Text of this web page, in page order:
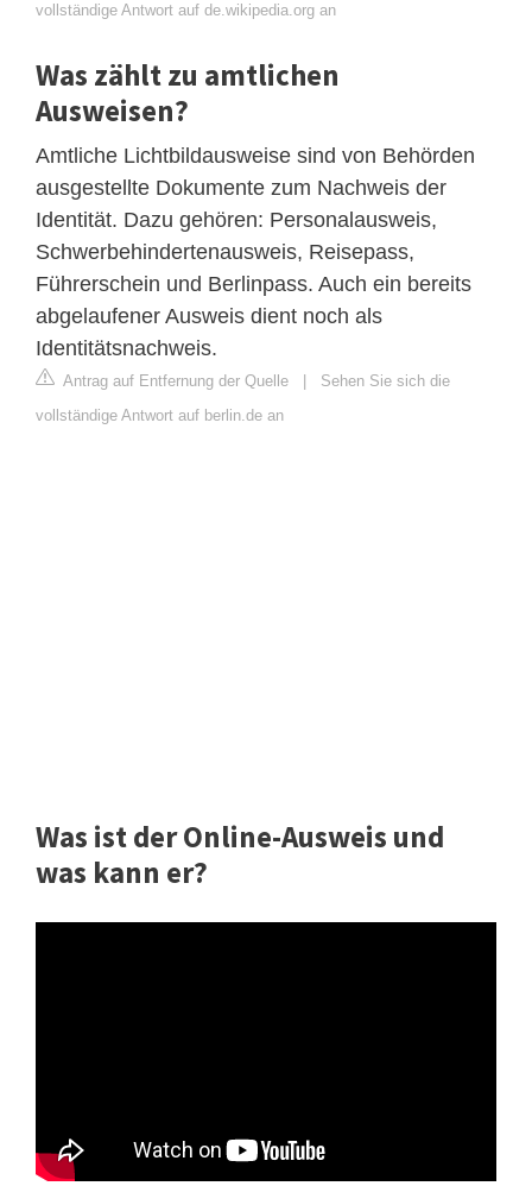
vollständige Antwort auf de.wikipedia.org an
Was zählt zu amtlichen
Ausweisen?
Amtliche Lichtbildausweise sind von Behörden
ausgestellte Dokumente zum Nachweis der
Identität. Dazu gehören: Personalausweis,
Schwerbehindertenausweis, Reisepass,
Führerschein und Berlinpass. Auch ein bereits
abgelaufener Ausweis dient noch als
Identitätsnachweis.
Antrag auf Entfernung der Quelle
Sehen Sie sich die
vollständige Antwort auf berlin.de an
Was ist der Online-Ausweis und
was kann er?